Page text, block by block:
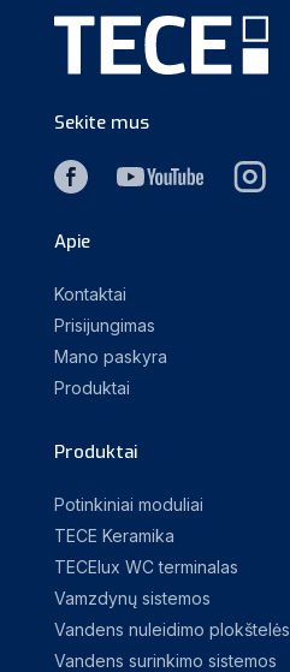
Sekite mus
Apie
Kontaktai
Prisijungimas
Mano paskyra
Produktai
Produktai
Potinkiniai moduliai
TECE Keramika
TECElux WC terminalas
Vamzdynų sistemos
Vandens nuleidimo plokštelės
Vandens surinkimo sistemos